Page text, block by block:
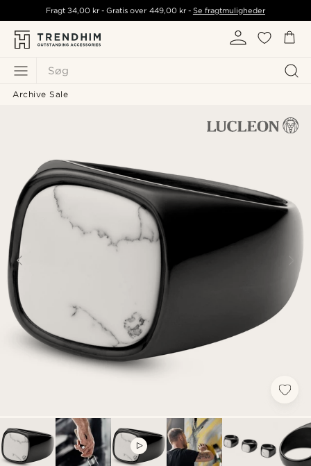
Søg
Fragt34,00 kr - Gratis over 449,00 kr- Se fragtmuligheder
Archive Sale